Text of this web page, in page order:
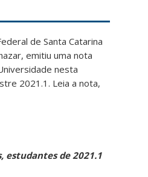
de Santa Catarina
emitiu uma nota
nesta
2021.1. Leia a nota,
estudantes de 2021.1